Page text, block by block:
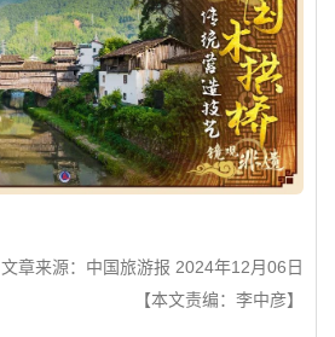
文章来源：中国旅游报 2024年12月06日
【本文责编：李中彦】